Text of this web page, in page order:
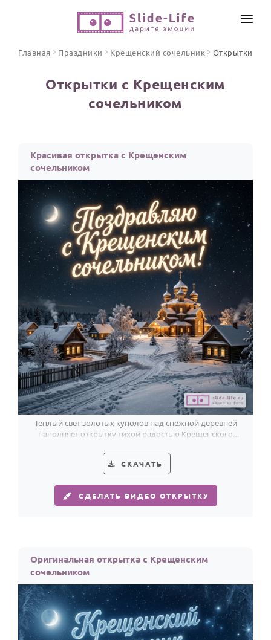
Открытки
Стихи и тексты
ПРАЗДНИКИ
С Днем рождения
Юбилей
Свадьба
Годовщина свадьбы
Календарь праздников
КОМУ
Женщине
Мужчине
Маме
Папе
Детям
Все родственники
ПЕРСОНАЛЬНЫЕ
Пожелания
ИНСТРУМЕНТЫ
ОТЗЫВЫ
Главная Праздники Крещенский сочельник Открытки
Открытки с Крещенским
сочельником
Красивая открытка с Крещенским
сочельником
Тёплый свет золотых куполов над снежной деревней
наполняет открытку тихой радостью Крещенского
СКАЧАТЬ
СДЕЛАТЬ ВИДЕО ОТКРЫТКУ
Оригинальная открытка с Крещенским
сочельником